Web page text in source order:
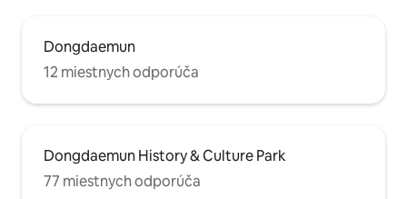
Dongdaemun
12 miestnych odporúča
Dongdaemun History & Culture Park
77 miestnych odporúča